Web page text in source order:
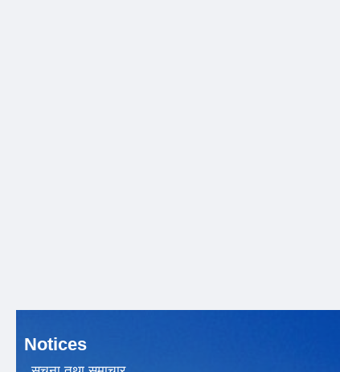
Notices